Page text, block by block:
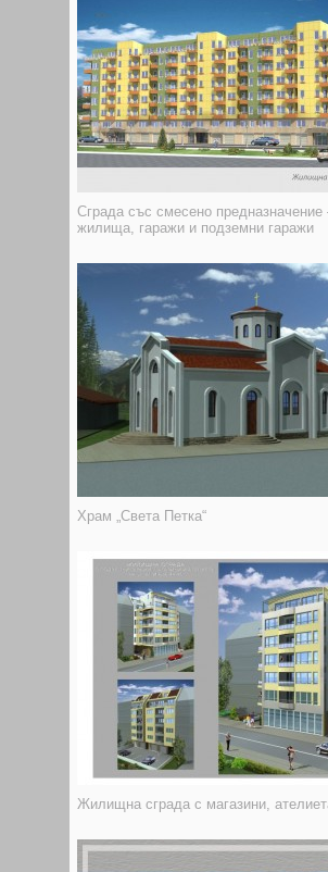
Сграда със смесено предназначение
жилища, гаражи и подземни гаражи
Храм „Света Петка“
Жилищна сграда с магазини,